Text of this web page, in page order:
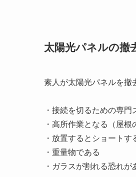
太陽光パネルの撤
素人が太陽光パネルを撤
・接続を切るための専門
・高所作業となる（屋根
・放置するとショート
・重量物である
・ガラスが割れる恐れが